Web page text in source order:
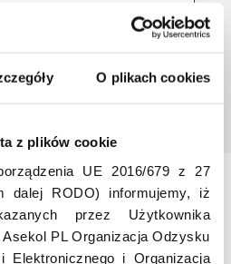
O plikach cookies
z plików cookie
UE 2016/679 z 27
dalej RODO) informujemy, iż
przez Użytkownika
PL Organizacja Odzysku
Elektronicznego i Organizacja
nas